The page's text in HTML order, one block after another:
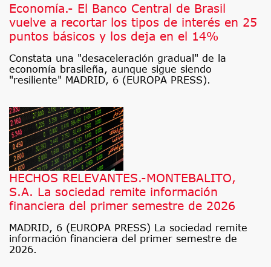
Economía.- El Banco Central de Brasil
vuelve a recortar los tipos de interés en 25
puntos básicos y los deja en el 14%
Constata una "desaceleración gradual" de la
economía brasileña, aunque sigue siendo
"resiliente" MADRID, 6 (EUROPA PRESS).
HECHOS RELEVANTES.-MONTEBALITO,
S.A. La sociedad remite información
financiera del primer semestre de 2026
MADRID, 6 (EUROPA PRESS) La sociedad remite
información financiera del primer semestre de
2026.